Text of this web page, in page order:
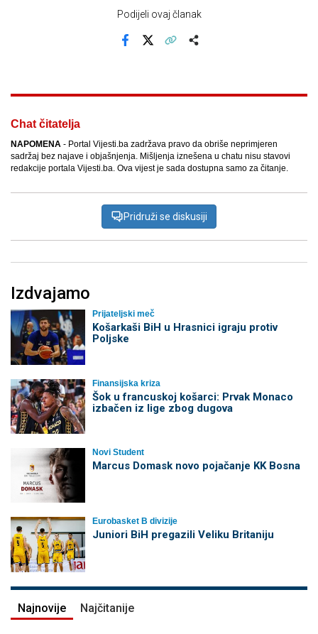
Podijeli ovaj članak
Chat čitatelja
NAPOMENA - Portal Vijesti.ba zadržava pravo da obriše neprimjeren
sadržaj bez najave i objašnjenja. Mišljenja iznešena u chatu nisu stavovi
redakcije portala Vijesti.ba. Ova vijest je sada dostupna samo za čitanje.
Pridruži se diskusiji
Izdvajamo
Prijateljski meč
Košarkaši BiH u Hrasnici igraju protiv
Poljske
Finansijska kriza
Šok u francuskoj košarci: Prvak Monaco
izbačen iz lige zbog dugova
Novi Student
Marcus Domask novo pojačanje KK Bosna
Eurobasket B divizije
Juniori BiH pregazili Veliku Britaniju
Najnovije Najčitanije